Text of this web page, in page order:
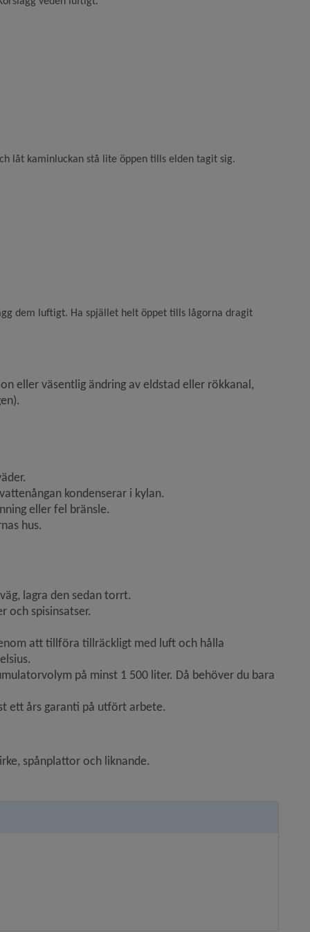
låt kaminluckan stå lite öppen tills elden tagit sig.
dem luftigt. Ha spjället helt öppet tills lågorna dragit
eller väsentlig ändring av eldstad eller rökkanal,
kondenserar i kylan.
eller fel bränsle.
hus.
lagra den sedan torrt.
och spisinsatser.
att tillföra tillräckligt med luft och hålla
på minst 1 500 liter. Då behöver du bara
ett års garanti på utfört arbete.
spånplattor och liknande.
öppnas i nytt fönster.